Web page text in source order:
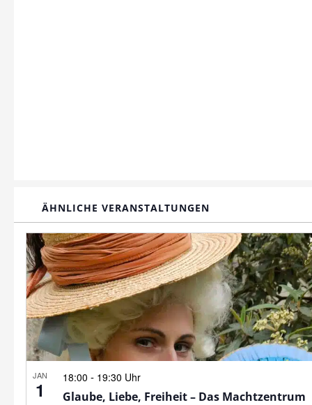
ÄHNLICHE VERANSTALTUNGEN
JAN
1
18:00 - 19:30 Uhr
Glaube, Liebe, Freiheit – Das Machtzentrum